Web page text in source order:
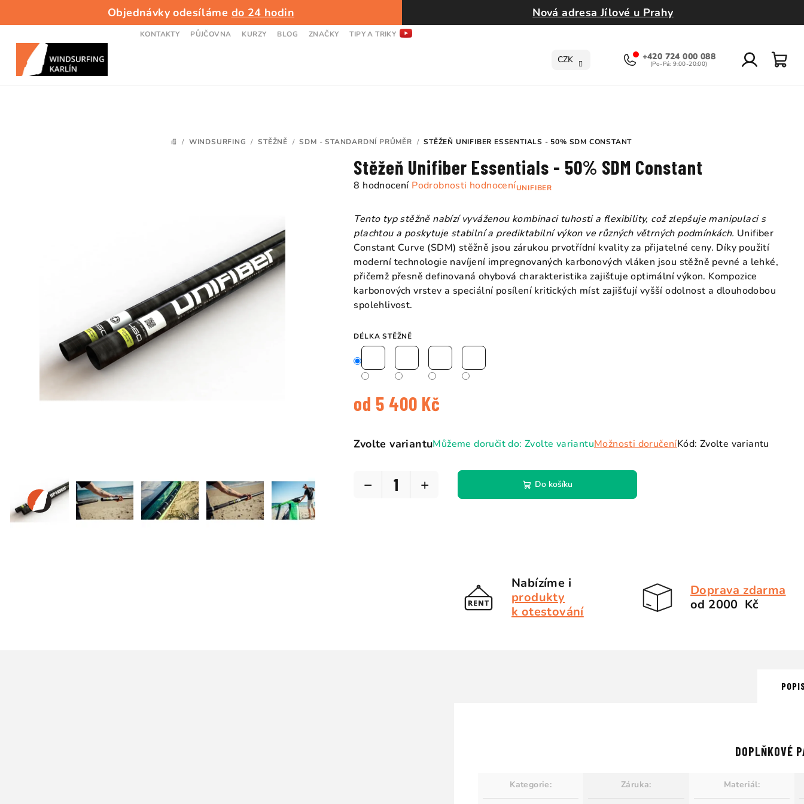
Objednávky odesíláme do 24 hodin Nová adresa Jílové u Prahy
KONTAKTY PŮJČOVNA KURZY BLOG ZNAČKY TIPY A TRIKY
CZK +420 724 000 088
DOMŮ
/ WINDSURFING / STĚŽNĚ / SDM - STANDARDNÍ PRŮMĚR / STĚŽEŇ UNIFIBER ESSENTIALS - 50% SDM CONSTANT
UNIFIBER
Stěžeň Unifiber Essentials - 50% SDM Constant
Průměrné
produktu
je
5,0
hvězdiček.
8 hodnocení Podrobnosti hodnocení
Tento typ stěžně nabízí vyváženou kombinaci tuhosti a flexibility, což zlepšuje manipulaci s
plachtou a poskytuje stabilní a prediktabilní výkon ve různých větrných podmínkách. Unifiber
Constant Curve (SDM) stěžně jsou zárukou prvotřídní kvality za přijatelné ceny. Díky použití
moderní technologie navíjení impregnovaných karbonových vláken jsou stěžně pevné a lehké,
přičemž přesně definovaná ohybová charakteristika zajišťuje optimální výkon. Kompozice
karbonových vrstev a speciální posílení kritických míst zajišťují vyšší odolnost a dlouhodobou
spolehlivost.
DÉLKA STĚŽNĚ
od 5 400 Kč
cena:
Zvolte variantuMůžeme doručit do: Zvolte variantuMožnosti doručeníKód: Zvolte variantu
+
− Do košíku
Nabízíme i
produkty
k otestování
Doprava zdarma
od 2000 Kč
DOPLŇKOVÉ
Kategorie: Záruka: Materiál: